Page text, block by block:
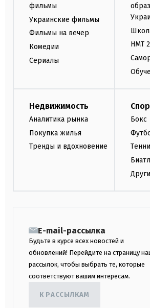
фильмы
Украинские фильмы
Фильмы на вечер
Комедии
Сериалы
НМТ
Недвижимость
Аналитика рынка
Покупка жилья
Тренды и вдохновение
Бокс
E-mail-рассылка
Будьте в курсе всех новостей и
обновлений! Перейдите на страницу
рассылок, чтобы выбрать те, которые
соответствуют вашим интересам.
К РАССЫЛКАМ